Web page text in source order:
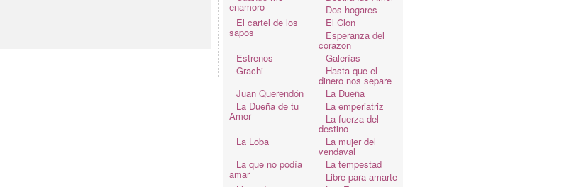
enamoro
Dos hogares
El cartel de los
sapos
El Clon
Esperanza del
corazon
Estrenos
Galerías
Grachi
Hasta que el
dinero nos separe
Juan Querendón
La Dueña
La Dueña de tu
Amor
La emperiatriz
La fuerza del
destino
La Loba
La mujer del
vendaval
La que no podía
amar
La tempestad
Libre para amarte